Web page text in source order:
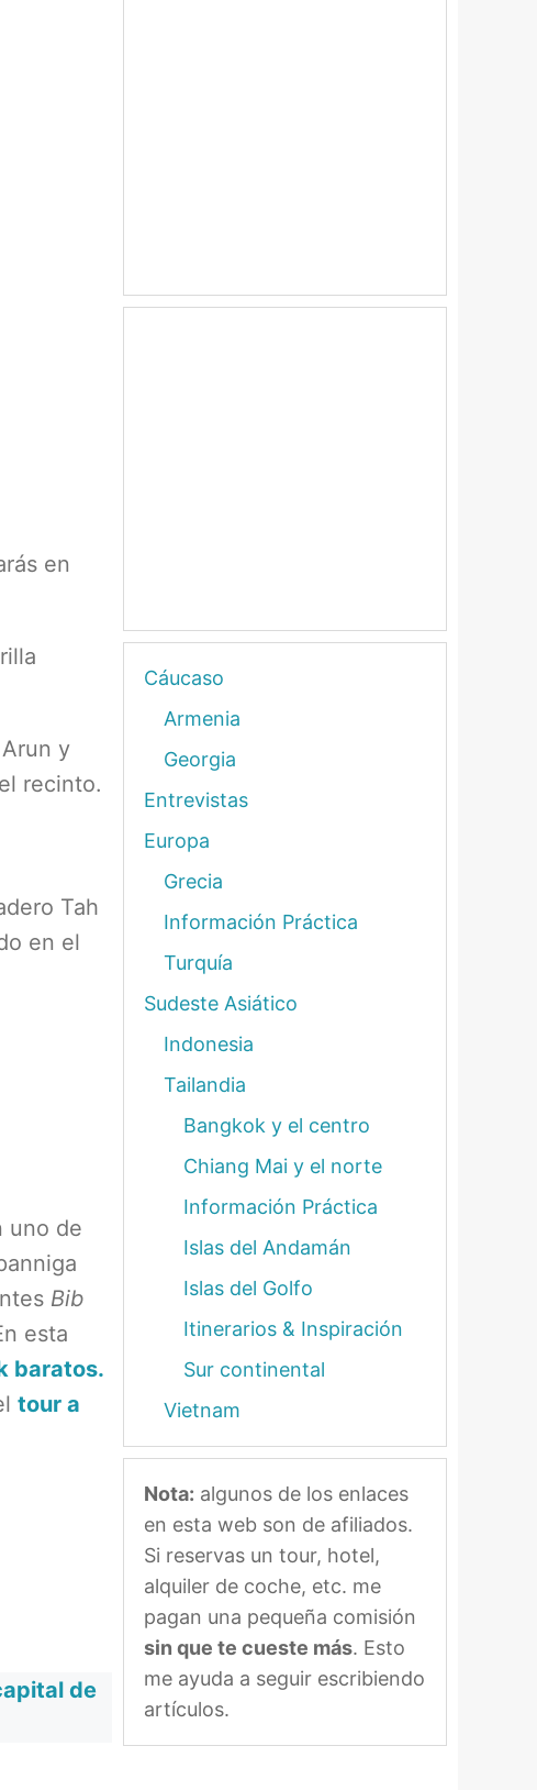
en
y
recinto.
Tah
en el
uno de
Bib
esta
baratos.
tour a
de
Cáucaso
Armenia
Georgia
Entrevistas
Europa
Grecia
Información Práctica
Turquía
Sudeste Asiático
Indonesia
Tailandia
Bangkok y el centro
Chiang Mai y el norte
Información Práctica
Islas del Andamán
Islas del Golfo
Itinerarios & Inspiración
Sur continental
Vietnam
Nota: algunos de los enlaces
en esta web son de afiliados.
Si reservas un tour, hotel,
alquiler de coche, etc. me
pagan una pequeña comisión
sin que te cueste más. Esto
me ayuda a seguir escribiendo
artículos.